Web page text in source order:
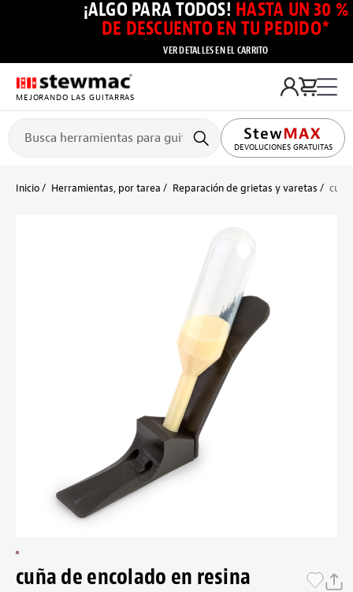
¡ALGO PARA TODOS! HASTA UN 30 %
DE DESCUENTO EN TU PEDIDO*
VER DETALLES EN EL CARRITO
MEJORANDO LAS GUITARRAS
DEVOLUCIONES GRATUITAS
Inicio Herramientas, por tarea Reparación de grietas y varetas
cuña de encolado en resina